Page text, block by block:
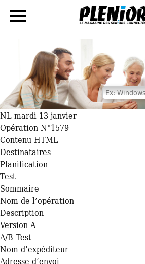
NL mardi 13 janvier
Opération N°1579
Contenu HTML
Destinataires
Planification
Test
Sommaire
Nom de l’opération
Description
Version A
A/B Test
Nom d’expéditeur
Adresse d’envoi